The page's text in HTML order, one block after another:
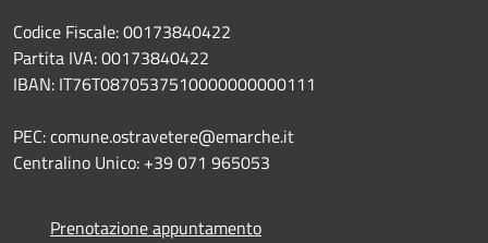
Codice Fiscale: 00173840422
Partita IVA: 00173840422
IBAN: IT76T0870537510000000000111
PEC: comune.ostravetere@emarche.it
Centralino Unico: +39 071 965053
Prenotazione appuntamento